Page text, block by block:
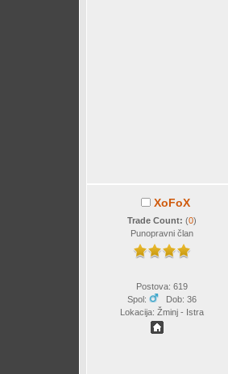
XoFoX
Trade Count: (0)
Punopravni član
Postova: 619
Spol:
Dob: 36
Lokacija: Žminj - Istra